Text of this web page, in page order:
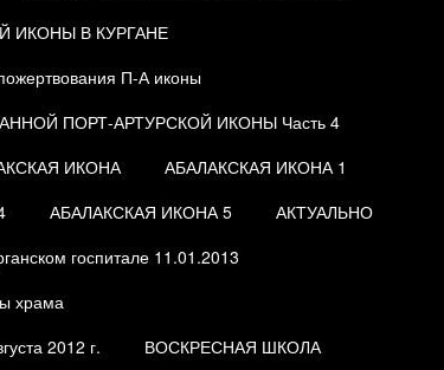
ИКОНЫ В КУРГАНЕ
П-А иконы
ПОРТ-АРТУРСКОЙ ИКОНЫ Часть 4
ИКОНА
АБАЛАКСКАЯ ИКОНА 1
АБАЛАКСКАЯ ИКОНА 5
АКТУАЛЬНО
госпитале 11.01.2013
храма
2012 г.
ВОСКРЕСНАЯ ШКОЛА